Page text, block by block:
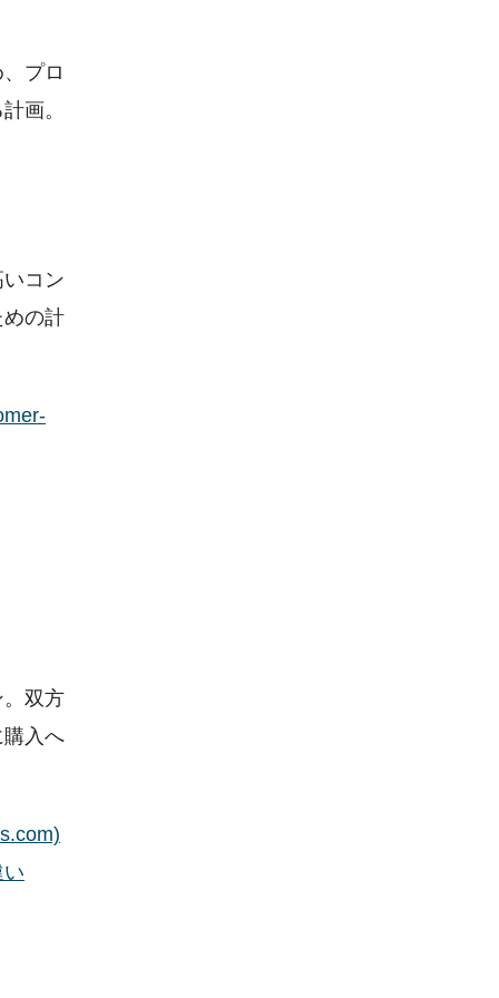
プロ
画。
コン
の計
双方
入へ